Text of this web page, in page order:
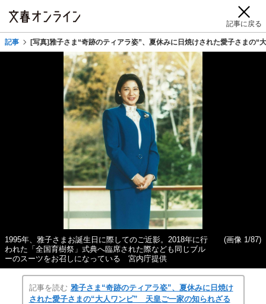
記事に戻る
記事 [写真]雅子さま“奇跡のティアラ姿”、夏休みに日焼けされた愛子さま
1995年、雅子さまお誕生日に際してのご近影。2018年に行
われた「全国育樹祭」式典へ臨席された際なども同じブル
ーのスーツをお召しになっている 宮内庁提供
(画像 1/87)
記事を読む 雅子さま“奇跡のティアラ姿”、夏休みに日焼け
された愛子さまの“大人ワンピ” 天皇ご一家の知られざる